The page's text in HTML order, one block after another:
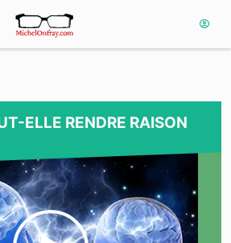
ELLE RENDRE RAISON